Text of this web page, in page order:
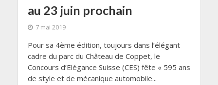
au 23 juin prochain
7 mai 2019
Pour sa 4ème édition, toujours dans l’élégant
cadre du parc du Château de Coppet, le
Concours d’Elégance Suisse (CES) fête « 595 ans
de style et de mécanique automobile...